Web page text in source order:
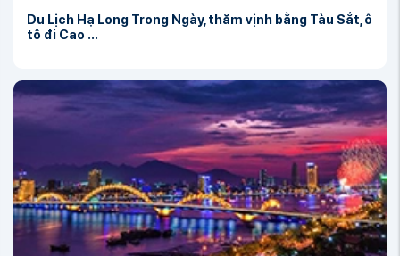
Du Lịch Hạ Long Trong Ngày, thăm vịnh bằng Tàu Sắt, ô
tô đi Cao ...